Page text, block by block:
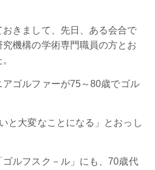
きまして、先日、ある会合で
機構の学術専門職員の方とお
ゴルファーが75～80歳でゴル
と大変なことになる」とおっし
ゴルフスク－ル」 にも、70歳代